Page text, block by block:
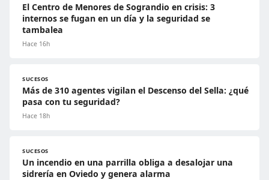
El Centro de Menores de Sograndio en crisis: 3
internos se fugan en un día y la seguridad se
tambalea
Hace 16h
SUCESOS
Más de 310 agentes vigilan el Descenso del Sella: ¿qué
pasa con tu seguridad?
Hace 18h
SUCESOS
Un incendio en una parrilla obliga a desalojar una
sidrería en Oviedo y genera alarma